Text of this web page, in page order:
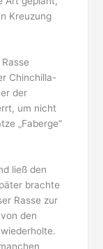
Kreuzung
Chinchilla-
der
um nicht
„Faberge“
ließ den
brachte
Rasse zur
den